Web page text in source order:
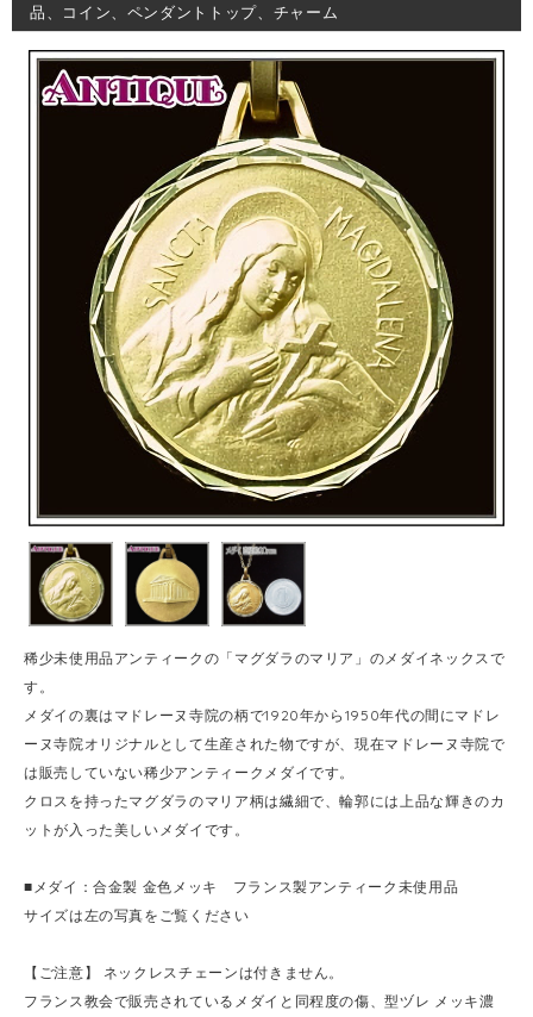
品、コイン、ペンダントトップ、チャーム
稀少未使用品アンティークの「マグダラのマリア」のメダイネックスで
す。
メダイの裏はマドレーヌ寺院の柄で1920年から1950年代の間にマドレ
ーヌ寺院オリジナルとして生産された物ですが、現在マドレーヌ寺院で
は販売していない稀少アンティークメダイです。
クロスを持ったマグダラのマリア柄は繊細で、輪郭には上品な輝きのカ
ットが入った美しいメダイです。
■メダイ：合金製 金色メッキ フランス製アンティーク未使用品
サイズは左の写真をご覧ください
【ご注意】 ネックレスチェーンは付きません。
フランス教会で販売されているメダイと同程度の傷、型ヅレ メッキ濃